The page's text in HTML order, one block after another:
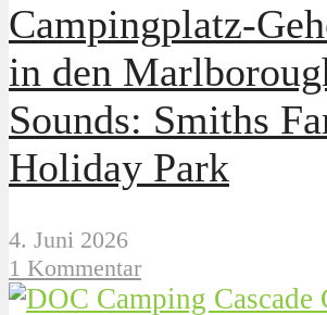
Campingplatz-
in den
Sounds: Smiths
Holiday Park
4. Juni 2026
1 Kommentar